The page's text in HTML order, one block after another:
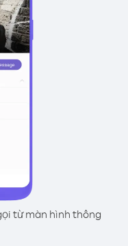
từ màn hình thông